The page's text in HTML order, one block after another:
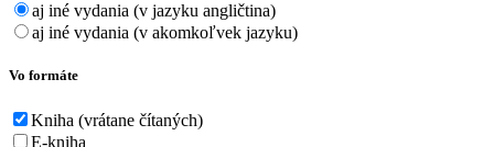
aj iné vydania (v jazyku angličtina)
aj iné vydania (v akomkoľvek jazyku)
Vo formáte
Kniha (vrátane čítaných)
E-kniha